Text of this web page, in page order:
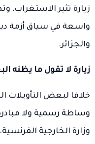
زيارة تثير الاستغراب،
واسعة في سياق أزمة
والجزائر.
زيارة لا تقول ما يظنه
خلافا لبعض التأويلات
وساطة رسمية ولا
وزارة الخارجية